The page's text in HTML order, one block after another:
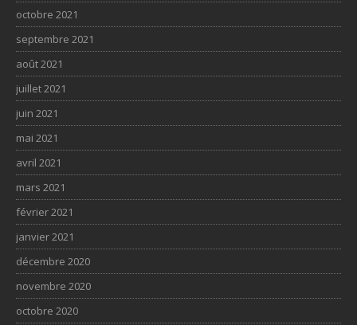
octobre 2021
septembre 2021
août 2021
juillet 2021
juin 2021
mai 2021
avril 2021
mars 2021
février 2021
janvier 2021
décembre 2020
novembre 2020
octobre 2020